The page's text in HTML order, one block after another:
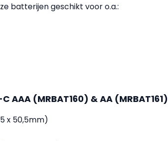
batterijen geschikt voor o.a.:
(MRBAT160) & AA (MRBAT161)
x 50,5mm)